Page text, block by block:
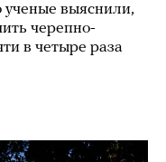
выяснили,
черепно-
в четыре раза